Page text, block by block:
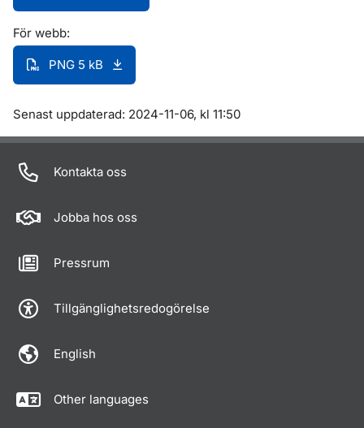
För webb:
PNG 5 kB
Om sidan
Senast uppdaterad: 2024-11-06, kl 11:50
Kontakta oss
Jobba hos oss
Pressrum
Tillgänglighetsredogörelse
English
Other languages